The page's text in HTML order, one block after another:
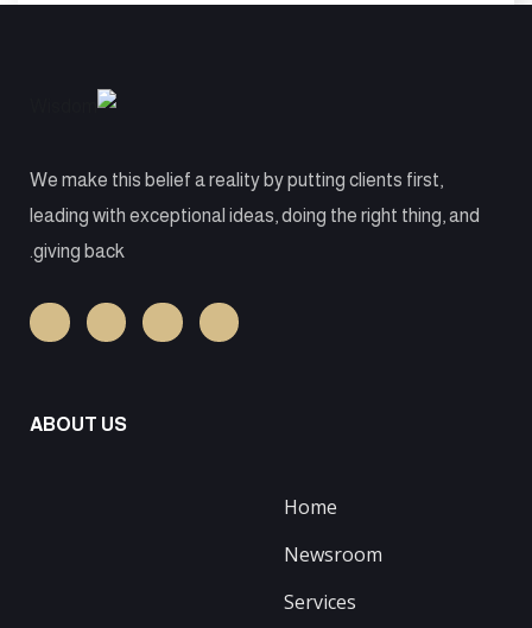
We make this belief a reality by putting clients first,
leading with exceptional ideas, doing the right thing, and
giving back.
ABOUT US
Home
Newsroom
Services